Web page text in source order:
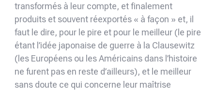
transformés à leur compte, et finalement
produits et souvent réexportés « à façon » et, il
faut le dire, pour le pire et pour le meilleur (le pire
étant l’idée japonaise de guerre à la Clausewitz
(les Européens ou les Américains dans l’histoire
ne furent pas en reste d’ailleurs), et le meilleur
sans doute ce qui concerne leur maîtrise